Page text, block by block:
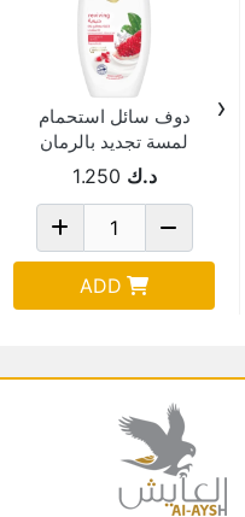
دوف سائل استحمام
لمسة تجديد بالرمان
250ملد.ك 1.250
ADD
‹